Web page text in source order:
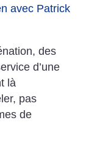
avec Patrick
des
d’une
là
pas
de